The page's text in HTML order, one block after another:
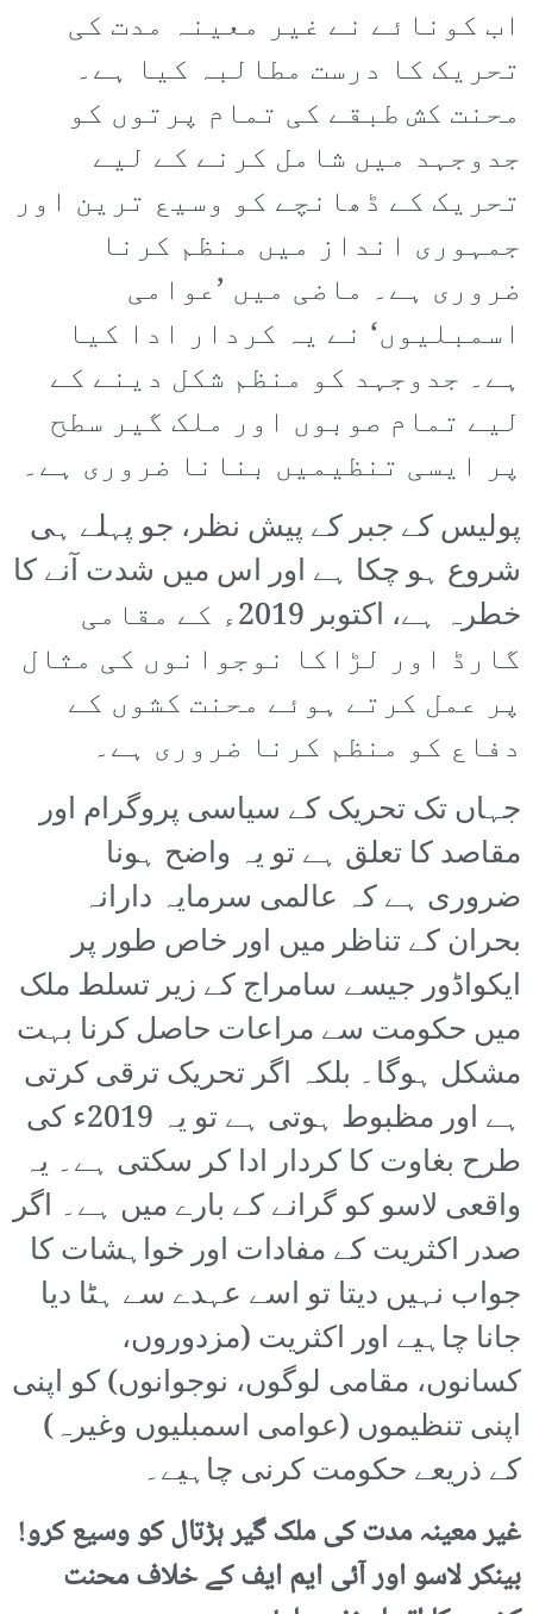
اب کونائے نے غیر معینہ مدت کی
تحریک کا درست مطالبہ کیا ہے۔
محنت کش طبقے کی تمام پرتوں کو
جدوجہد میں شامل کرنے کے لیے
تحریک کے ڈھانچے کو وسیع ترین اور
جمہوری انداز میں منظم کرنا
ضروری ہے۔ ماضی میں ’عوامی
اسمبلیوں‘ نے یہ کردار ادا کیا
ہے۔ جدوجہد کو منظم شکل دینے کے
لیے تمام صوبوں اور ملک گیر سطح
پر ایسی تنظیمیں بنانا ضروری ہے۔
پولیس کے جبر کے پیش نظر، جو پہلے ہی
شروع ہو چکا ہے اور اس میں شدت آنے کا
خطرہ ہے، اکتوبر 2019ء کے مقامی
گارڈ اور لڑاکا نوجوانوں کی مثال
پر عمل کرتے ہوئے محنت کشوں کے
دفاع کو منظم کرنا ضروری ہے۔
جہاں تک تحریک کے سیاسی پروگرام اور
مقاصد کا تعلق ہے تو یہ واضح ہونا
ضروری ہے کہ عالمی سرمایہ دارانہ
بحران کے تناظر میں اور خاص طور پر
ایکواڈور جیسے سامراج کے زیر تسلط ملک
میں حکومت سے مراعات حاصل کرنا بہت
مشکل ہوگا۔ بلکہ اگر تحریک ترقی کرتی
ہے اور مظبوط ہوتی ہے تو یہ 2019ء کی
طرح بغاوت کا کردار ادا کر سکتی ہے۔ یہ
واقعی لاسو کو گرانے کے بارے میں ہے۔ اگر
صدر اکثریت کے مفادات اور خواہشات کا
جواب نہیں دیتا تو اسے عہدے سے ہٹا دیا
جانا چاہیے اور اکثریت (مزدوروں،
کسانوں، مقامی لوگوں، نوجوانوں) کو اپنی
اپنی تنظیموں (عوامی اسمبلیوں وغیرہ)
کے ذریعے حکومت کرنی چاہیے۔
غیر معینہ مدت کی ملک گیر ہڑتال کو وسیع کرو!
بینکر لاسو اور آئی ایم ایف کے خلاف محنت